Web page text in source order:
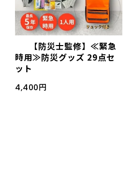
【防災士監修】≪緊急
時用≫防災グッズ 29点セ
ット
4,400円